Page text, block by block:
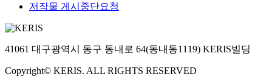
저작물 게시중단요청
41061 대구광역시 동구 동내로 64(동내동1119) KERIS빌딩
Copyright© KERIS. ALL RIGHTS RESERVED